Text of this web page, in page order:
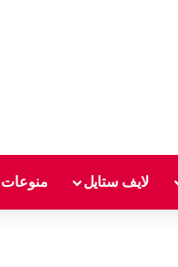
لايف ستايل منوعات